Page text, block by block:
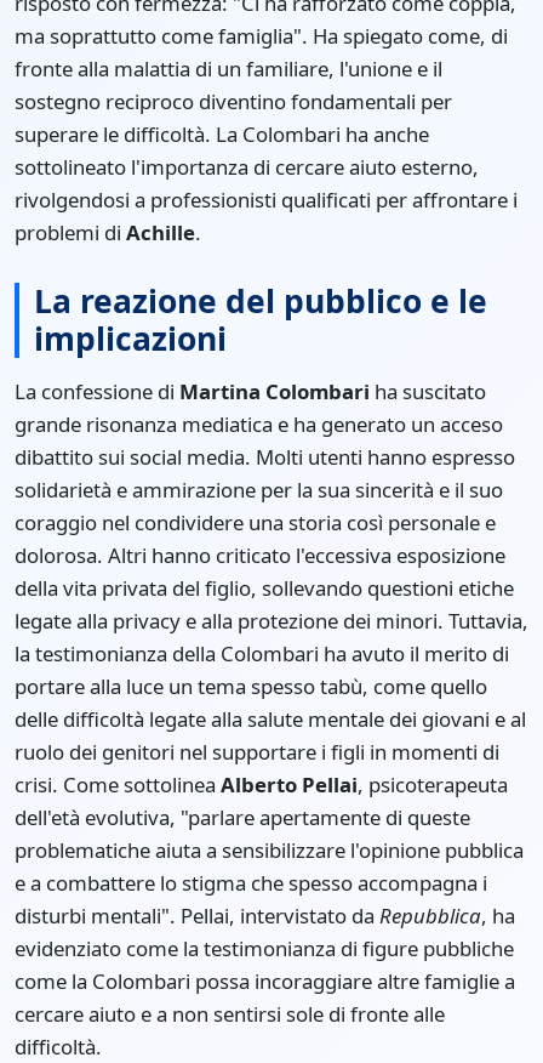
ma soprattutto come famiglia". Ha spiegato come, di
fronte alla malattia di un familiare, l'unione e il
sostegno reciproco diventino fondamentali per
superare le difficoltà. La Colombari ha anche
sottolineato l'importanza di cercare aiuto esterno,
rivolgendosi a professionisti qualificati per affrontare i
problemi di Achille.
La reazione del pubblico e le
implicazioni
La confessione di Martina Colombari ha suscitato
grande risonanza mediatica e ha generato un acceso
dibattito sui social media. Molti utenti hanno espresso
solidarietà e ammirazione per la sua sincerità e il suo
coraggio nel condividere una storia così personale e
dolorosa. Altri hanno criticato l'eccessiva esposizione
della vita privata del figlio, sollevando questioni etiche
legate alla privacy e alla protezione dei minori. Tuttavia,
la testimonianza della Colombari ha avuto il merito di
portare alla luce un tema spesso tabù, come quello
delle difficoltà legate alla salute mentale dei giovani e al
ruolo dei genitori nel supportare i figli in momenti di
crisi. Come sottolinea Alberto Pellai, psicoterapeuta
dell'età evolutiva, "parlare apertamente di queste
problematiche aiuta a sensibilizzare l'opinione pubblica
e a combattere lo stigma che spesso accompagna i
disturbi mentali". Pellai, intervistato da Repubblica, ha
evidenziato come la testimonianza di figure pubbliche
come la Colombari possa incoraggiare altre famiglie a
cercare aiuto e a non sentirsi sole di fronte alle
difficoltà.